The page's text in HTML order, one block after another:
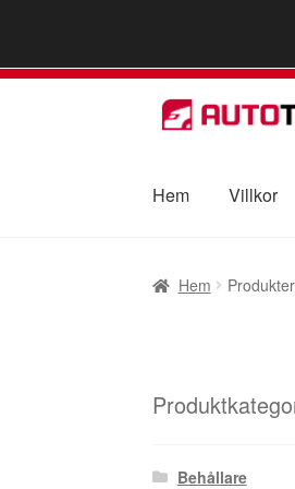
Hoppa
till
Hoppa
till
Hem Villkor
Hem
Behållare